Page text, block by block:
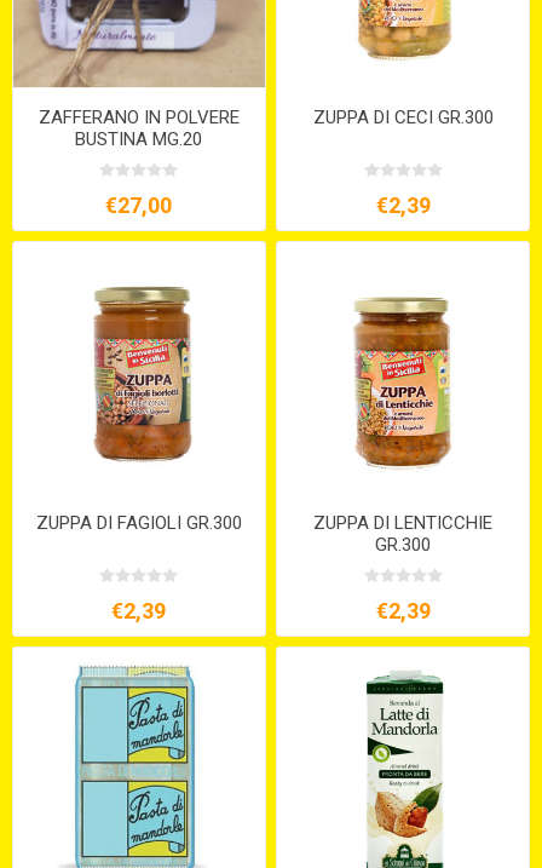
ZAFFERANO IN POLVERE
BUSTINA MG.20
€27,00
ZUPPA DI CECI GR.300
€2,39
ZUPPA DI FAGIOLI GR.300
€2,39
ZUPPA DI LENTICCHIE
GR.300
€2,39